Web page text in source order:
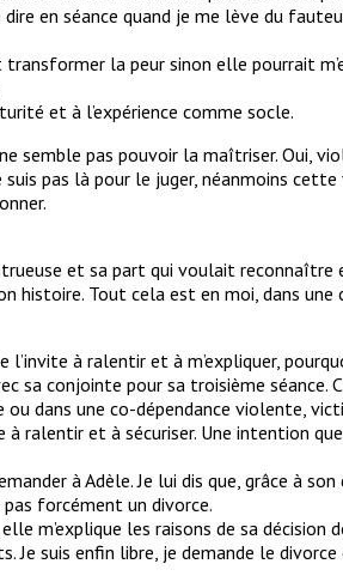
en séance quand je me lève du
la peur sinon elle pourrait
et à l’expérience comme socle.
semble pas pouvoir la maîtriser. Oui,
pas là pour le juger, néanmoins
et sa part qui voulait
histoire. Tout cela est en moi, dans
l’invite à ralentir et à m’expliquer,
sa conjointe pour sa troisième séance.
dans une co-dépendance violente,
à ralentir et à sécuriser. Une intention
à Adèle. Je lui dis que, grâce à
forcément un divorce.
m’explique les raisons de sa
suis enfin libre, je demande le divorce